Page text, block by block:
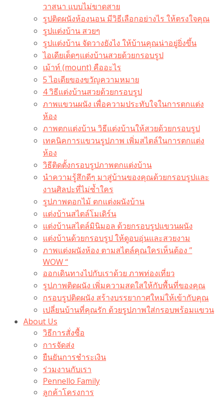
วาสนา แบบไม่ขาดสาย
รูปติดผนังห้องนอน มีวิธีเลือกอย่างไร ให้ตรงใจคุณ
รูปแต่งบ้าน สวยๆ
รูปแต่งบ้าน จัดวางยังไง ให้บ้านคุณน่าอยู่ยิ่งขึ้น
ไอเดียเด็ดๆแต่งบ้านสวยด้วยกรอบรูป
เม้าท์ (mount) คืออะไร​
5 ไอเดียของขวัญความหมาย
4 วิธีแต่งบ้านสวยด้วยกรอบรูป
ภาพแขวนผนัง เพื่อความประทับใจในการตกแต่ง
ห้อง
ภาพตกแต่งบ้าน วิธีแต่งบ้านให้สวยด้วยกรอบรูป
เทคนิคการแขวนรูปภาพ เพิ่มสไตล์ในการตกแต่ง
ห้อง
วิธีติดตั้งกรอบรูปภาพตกแต่งบ้าน
นำความรู้สึกดีๆ มาสู่บ้านของคุณด้วยกรอบรูปและ
งานศิลปะที่ไม่ซ้ำใคร
รูปภาพดอกไม้ ตกแต่งผนังบ้าน
แต่งบ้านสไตล์โมเดิร์น
แต่งบ้านสไตล์มินิมอล ด้วยกรอบรูปแขวนผนัง
แต่งบ้านด้วยกรอบรูป ให้ดูอบอุ่นและสวยงาม
ภาพแต่งผนังห้อง ตามสไตล์คุณใครเห็นต้อง ”
WOW “
ออกเดินทางไปกับเราด้วย ภาพท่องเที่ยว
รูปภาพติดผนัง เพิ่มความสดใสให้กับพื้นที่ของคุณ
กรอบรูปติดผนัง สร้างบรรยากาศใหม่ให้เข้ากับคุณ
เปลี่ยนบ้านที่คุณรัก ด้วยรูปภาพใส่กรอบพร้อมแขวน​
About Us
วิธีการสั่งซื้อ
การจัดส่ง
ยืนยันการชำระเงิน
ร่วมงานกับเรา
Pennello Family
ลูกค้าโครงการ